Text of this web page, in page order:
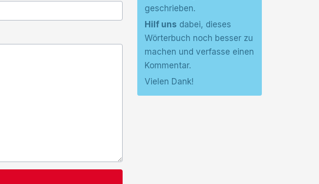
geschrieben.
Hilf uns dabei, dieses
Wörterbuch noch besser zu
machen und verfasse einen
Kommentar.
Vielen Dank!